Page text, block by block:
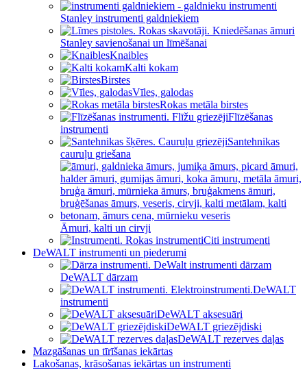
Stanley instrumenti galdniekiem
Stanley savienošanai un līmēšanai
Knaibles
Kalti kokam
Birstes
Vīles, galodas
Rokas metāla birstes
Flīzēšanas
instrumenti
Santehnikas
cauruļu griešana
Āmuri, kalti un cirvji
Citi instrumenti
DeWALT instrumenti un piederumi
DeWALT dārzam
DeWALT
instrumenti
DeWALT aksesuāri
DeWALT griezējdiski
DeWALT rezerves daļas
Mazgāšanas un tīrīšanas iekārtas
Lakošanas, krāsošanas iekārtas un instrumenti